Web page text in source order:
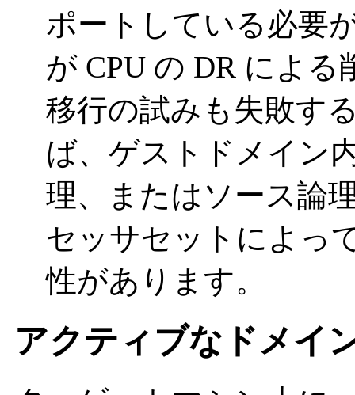
ポートしている必要
が CPU の DR によ
移行の試みも失敗す
ば、ゲストドメイン
理、またはソース論
セッサセットによっ
性があります。
アクティブなドメイ